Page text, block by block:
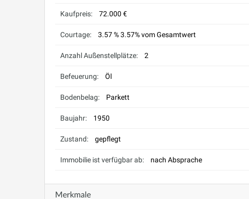
Kaufpreis: 72.000 €
Courtage: 3.57 % 3.57% vom Gesamtwert
Anzahl Außenstellplätze: 2
Befeuerung: Öl
Bodenbelag: Parkett
Baujahr: 1950
Zustand: gepflegt
Immobilie ist verfügbar ab: nach Absprache
Merkmale